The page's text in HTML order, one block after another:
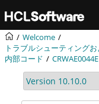
メインコンテンツにジャン
Welcome
トラブルシューティング
内部コード
CRWAE0044E